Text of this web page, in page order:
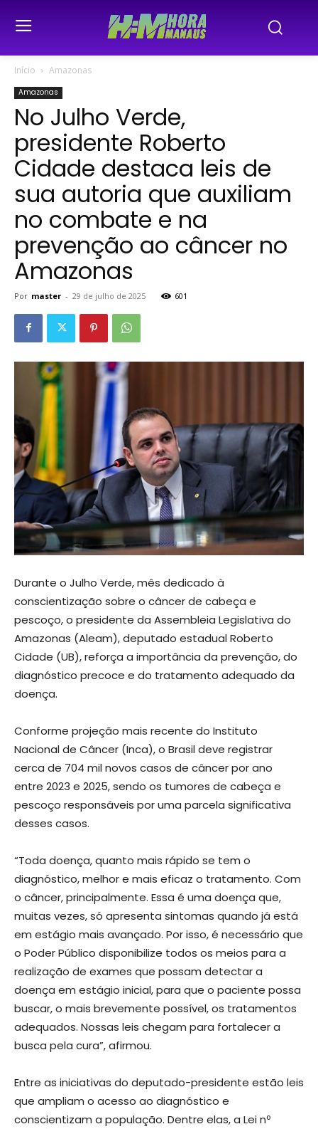
Início Amazonas
Amazonas
No Julho Verde,
presidente Roberto
Cidade destaca leis de
sua autoria que auxiliam
no combate e na
prevenção ao câncer no
Amazonas
Por master - 29 de julho de 2025 601
Durante o Julho Verde, mês dedicado à
conscientização sobre o câncer de cabeça e
pescoço, o presidente da Assembleia Legislativa do
Amazonas (Aleam), deputado estadual Roberto
Cidade (UB), reforça a importância da prevenção, do
diagnóstico precoce e do tratamento adequado da
doença.
Conforme projeção mais recente do Instituto
Nacional de Câncer (Inca), o Brasil deve registrar
cerca de 704 mil novos casos de câncer por ano
entre 2023 e 2025, sendo os tumores de cabeça e
pescoço responsáveis por uma parcela significativa
desses casos.
“Toda doença, quanto mais rápido se tem o
diagnóstico, melhor e mais eficaz o tratamento. Com
o câncer, principalmente. Essa é uma doença que,
muitas vezes, só apresenta sintomas quando já está
em estágio mais avançado. Por isso, é necessário que
o Poder Público disponibilize todos os meios para a
realização de exames que possam detectar a
doença em estágio inicial, para que o paciente possa
buscar, o mais brevemente possível, os tratamentos
adequados. Nossas leis chegam para fortalecer a
busca pela cura”, afirmou.
Entre as iniciativas do deputado-presidente estão leis
que ampliam o acesso ao diagnóstico e
conscientizam a população. Dentre elas, a Lei nº